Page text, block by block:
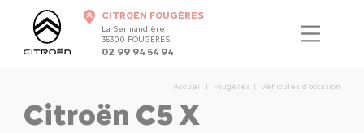
CITROËN FOUGÈRES
La Sermandière
35300 FOUGERES
02 99 94 54 94
Accueil Fougères Véhicules d'occasion
Citroën C5 X